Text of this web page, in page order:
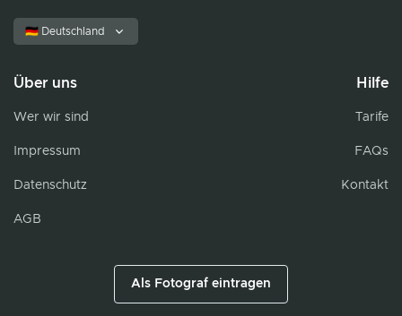
🇩🇪 Deutschland
Über uns
Wer wir sind
Impressum
Datenschutz
AGB
Hilfe
Tarife
FAQs
Kontakt
Als Fotograf eintragen